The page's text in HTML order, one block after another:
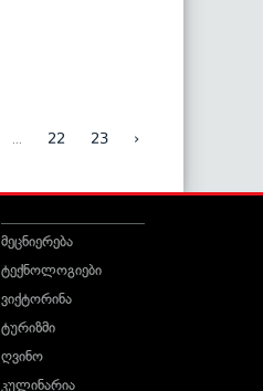
22 23 ›
მეცნიერება
ტექნოლოგიები
ვიქტორინა
ტურიზმი
ღვინო
კულინარია